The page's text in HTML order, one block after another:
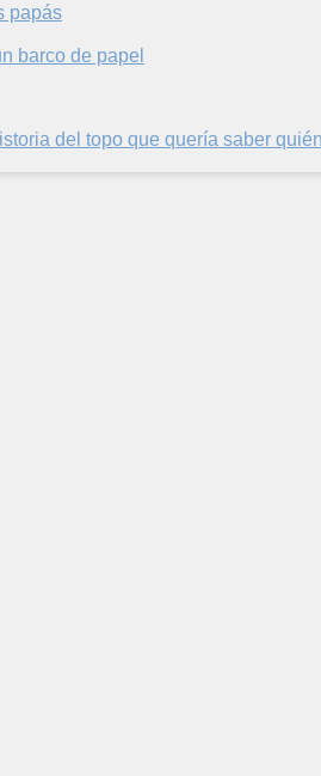
papás
barco de papel
del topo que quería saber